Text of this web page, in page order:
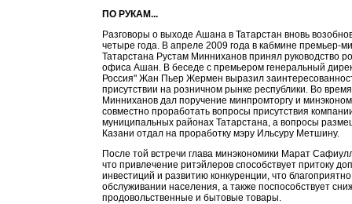
ПО РУКАМ...
Разговоры о выходе Ашана в Татарстан вновь
четыре года. В апреле 2009 года в кабмине премьер-
Татарстана Рустам Минниханов принял руководство
офиса Ашан. В беседе с премьером генеральный
Россия" Жан Пьер Жермен выразил
присутствии на розничном рынке республики. Во
Минниханов дал поручение минпромторгу и
совместно проработать вопросы присутствия
муниципальных районах Татарстана, а вопросы
Казани отдал на проработку мэру Ильсуру Метшину.
После той встречи глава минэкономики Марат
что привлечение ритэйлеров способствует притоку
инвестиций и развитию конкуренции, что
обслуживании населения, а также поспособствует
продовольственные и бытовые товары.